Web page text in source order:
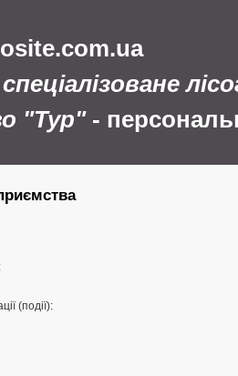
"Тур"-
(події):